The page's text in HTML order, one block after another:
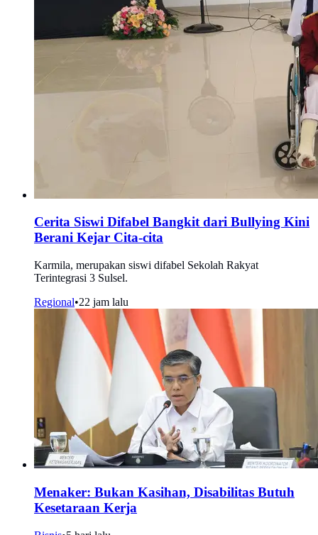
Cerita Siswi Difabel Bangkit dari Bullying Kini
Berani Kejar Cita-cita
Karmila, merupakan siswi difabel Sekolah Rakyat
Terintegrasi 3 Sulsel.
Regional•22 jam lalu
Menaker: Bukan Kasihan, Disabilitas Butuh
Kesetaraan Kerja